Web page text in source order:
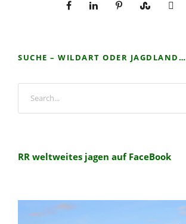
SUCHE – WILDART ODER JAGDLAND…
RR weltweites jagen auf FaceBook